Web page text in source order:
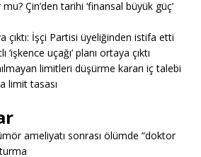
Çin’den tarihi ‘finansal büyük güç’
çıktı: İşçi Partisi üyeliğinden istifa etti
‘işkence uçağı’ planı ortaya çıktı
limitleri düşürme kararı iç talebi
limit tasası
ameliyatı sonrası ölümde “doktor